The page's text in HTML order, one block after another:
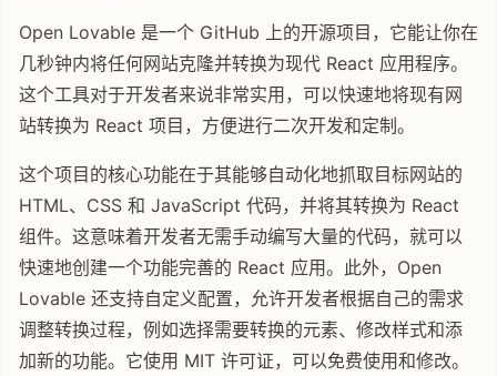
Open Lovable 是一个 GitHub 上的开源项目，它能让你在
几秒钟内将任何网站克隆并转换为现代 React 应用程序。
这个工具对于开发者来说非常实用，可以快速地将现有网
站转换为 React 项目，方便进行二次开发和定制。
这个项目的核心功能在于其能够自动化地抓取目标网站的
HTML、CSS 和 JavaScript 代码，并将其转换为 React
组件。这意味着开发者无需手动编写大量的代码，就可以
快速地创建一个功能完善的 React 应用。此外，Open
Lovable 还支持自定义配置，允许开发者根据自己的需求
调整转换过程，例如选择需要转换的元素、修改样式和添
加新的功能。它使用 MIT 许可证，可以免费使用和修改。